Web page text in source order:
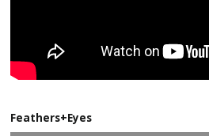
Feathers+Eyes